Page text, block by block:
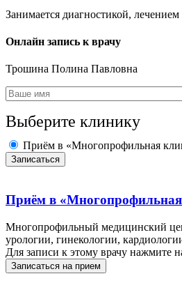
Занимается диагностикой,
Онлайн запись к врачу
Трошина Полина Павловна
Выберите клинику
Приём в «Многопрофильная
Приём в
Многопрофильный медицинский
урологии, гинекологии,
Для записи к этому врачу нажмите
Записаться на прием